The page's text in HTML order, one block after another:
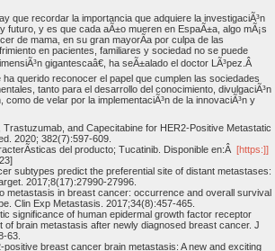
que recordar la importancia que adquiere la investigaciÃ³n
futuro, y es que cada aÃ±o mueren en EspaÃ±a, algo mÃ¡s
de mama, en su gran mayorÃ­a por culpa de las
en pacientes, familiares y sociedad no se puede
gigantescaâ€, ha seÃ±alado el doctor LÃ³pez.Â
querido reconocer el papel que cumplen las sociedades
tanto para el desarrollo del conocimiento, divulgaciÃ³n
como de velar por la implementaciÃ³n de la innovaciÃ³n y
and Capecitabine for HER2-Positive Metastatic
2020; 382(7):597-609.
del producto; Tucatinib. Disponible en:Â [https:]]
subtypes predict the preferential site of distant metastases:
2017;8(17):27990-27996.
metastasis in breast cancer: occurrence and overall survival
Clin Exp Metastasis. 2017;34(8):457-465.
significance of human epidermal growth factor receptor
of brain metastasis after newly diagnosed breast cancer. J
63.
positive breast cancer brain metastasis: A new and exciting